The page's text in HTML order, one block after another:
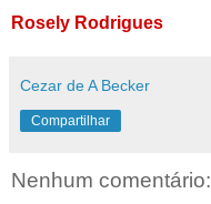
Rosely Rodrigues
Cezar de A Becker
Compartilhar
Nenhum comentário: